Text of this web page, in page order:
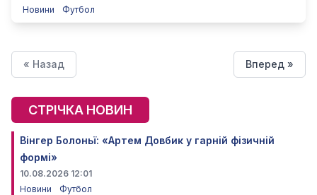
Новини Футбол
« Назад Вперед »
СТРІЧКА НОВИН
Вінгер Болоньї: «Артем Довбик у гарній фізичній
формі»
10.08.2026 12:01
Новини
Футбол